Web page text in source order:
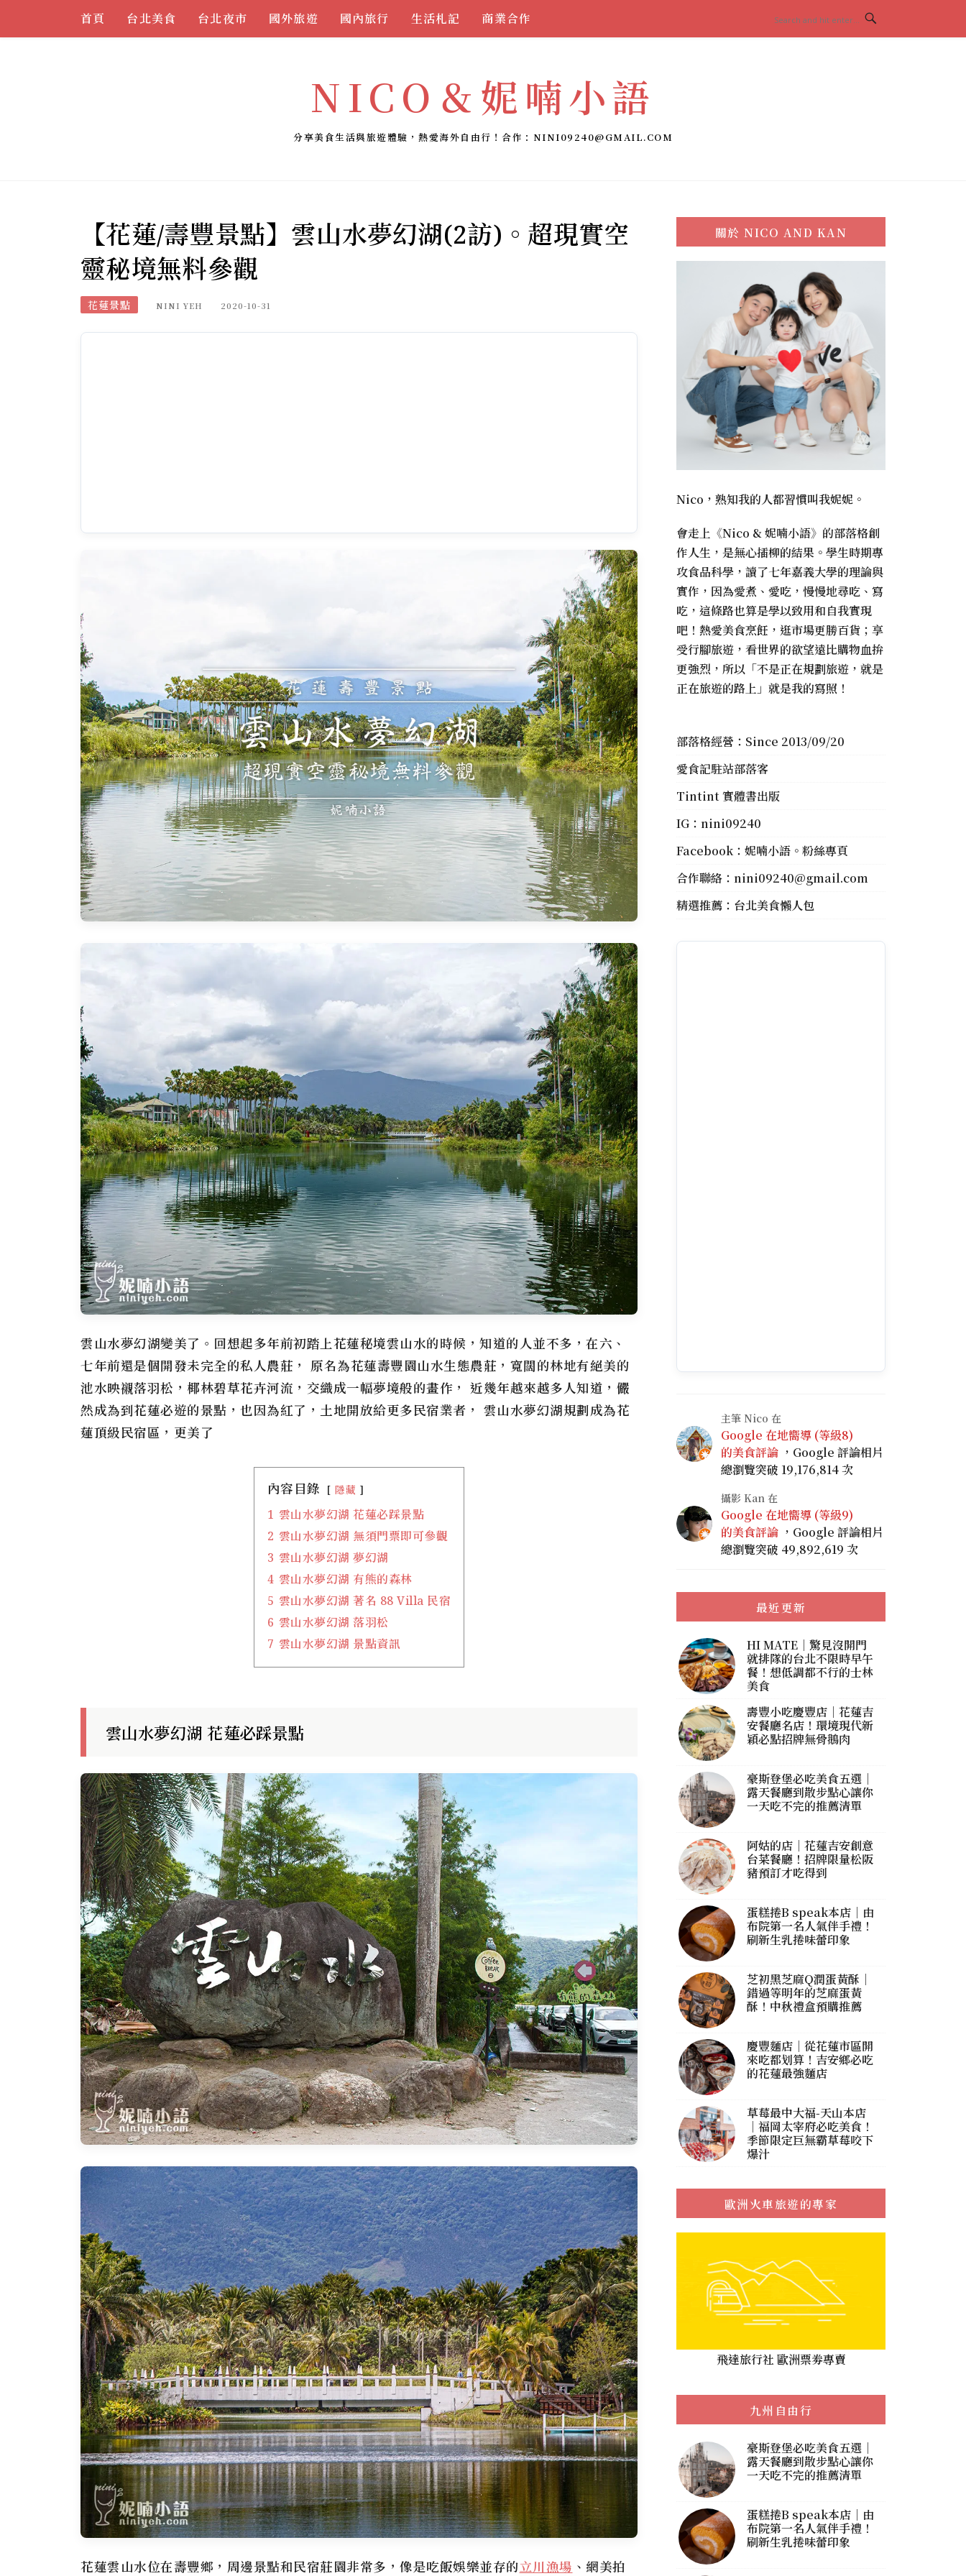
首頁 台北美食 台北夜市 國外旅遊 國內旅行 生活札記 商業合作
NICO＆妮喃小語
分享美食生活與旅遊體驗，熱愛海外自由行！合作： NINI09240@GMAIL.COM
【花蓮/壽豐景點】雲山水夢幻湖(2訪)。超現實空
靈秘境無料參觀
花蓮景點 NINI YEH 2020-10-31
雲山水夢幻湖變美了。回想起多年前初踏上花蓮秘境雲山水的時候，知道的人並不多，在六、
七年前還是個開發未完全的私人農莊， 原名為花蓮壽豐園山水生態農莊，寬闊的林地有絕美的
池水映襯落羽松，椰林碧草花卉河流，交織成一幅夢境般的畫作， 近幾年越來越多人知道，儼
然成為到花蓮必遊的景點，也因為紅了，土地開放給更多民宿業者， 雲山水夢幻湖規劃成為花
蓮頂級民宿區，更美了
內容目錄 隱藏
1 雲山水夢幻湖 花蓮必踩景點
2 雲山水夢幻湖 無須門票即可參觀
3 雲山水夢幻湖 夢幻湖
4 雲山水夢幻湖 有熊的森林
5 雲山水夢幻湖 著名 88 Villa 民宿
6 雲山水夢幻湖 落羽松
7 雲山水夢幻湖 景點資訊
雲山水夢幻湖 花蓮必踩景點
花蓮雲山水位在壽豐鄉，周邊景點和民宿莊園非常多，像是吃飯娛樂並存的立川漁場 、網美拍
關於NICO AND KAN
Nico，熟知我的人都習慣叫我妮妮。
會走上《Nico & 妮喃小語》的部落格創
作人生，是無心插柳的結果。學生時期專
攻食品科學，讀了七年嘉義大學的理論與
實作，因為愛煮、愛吃，慢慢地尋吃、寫
吃，這條路也算是學以致用和自我實現
吧！熱愛美食烹飪，逛市場更勝百貨；享
受行腳旅遊，看世界的欲望遠比購物血拚
更強烈，所以「不是正在規劃旅遊，就是
正在旅遊的路上」就是我的寫照！
部落格經營：Since 2013/09/20
愛食記駐站部落客
Tintint 實體書出版
IG：nini09240
Facebook：妮喃小語。粉絲專頁
合作聯絡：nini09240@gmail.com
精選推薦： 台北美食懶人包
主筆 Nico 在
Google 在地嚮導 (等級8)
的美食評論 ，Google 評論相片
總瀏覽突破 19,176,814 次
攝影 Kan 在
Google 在地嚮導 (等級9)
的美食評論 ，Google 評論相片
總瀏覽突破 49,892,619 次
最近更新
HI MATE｜驚見沒開門
就排隊的台北不限時早午
餐！想低調都不行的士林
美食
壽豐小吃慶豐店｜花蓮吉
安餐廳名店！環境現代新
穎必點招牌無骨鵝肉
豪斯登堡必吃美食五選｜
露天餐廳到散步點心讓你
一天吃不完的推薦清單
阿姑的店｜花蓮吉安創意
台菜餐廳！招牌限量松阪
豬預訂才吃得到
蛋糕捲B speak本店｜由
布院第一名人氣伴手禮！
刷新生乳捲味蕾印象
芝初黑芝麻Q潤蛋黃酥｜
錯過等明年的芝麻蛋黃
酥！中秋禮盒預購推薦
慶豐麵店｜從花蓮市區開
來吃都划算！吉安鄉必吃
的花蓮最強麵店
草莓最中大福-天山本店
｜福岡太宰府必吃美食！
季節限定巨無霸草莓咬下
爆汁
歐洲火車旅遊的專家
飛達旅行社 歐洲票劵專賣
九州自由行
豪斯登堡必吃美食五選｜
露天餐廳到散步點心讓你
一天吃不完的推薦清單
蛋糕捲B speak本店｜由
布院第一名人氣伴手禮！
刷新生乳捲味蕾印象